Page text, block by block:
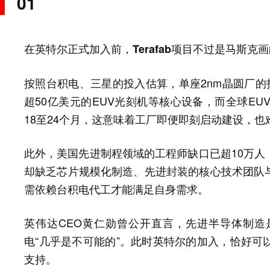
在英特尔正式加入前，Terafab项目不过是马斯克
按照台积电、三星的投入估算，单座2nm晶圆厂
超50亿美元的EUV光刻机等核心设备，而全球
18至24个月，这意味着工厂即便即刻启动建设，
此外，美国先进制程领域的工程师缺口已超10万
却缺乏芯片规模化制造、先进封装的核心技术团
需依赖台积电代工才能满足自身需求。
英伟达CEO黄仁勋曾公开直言，先进半导体制
电“几乎是不可能的”。此时英特尔的加入，恰好
支持。